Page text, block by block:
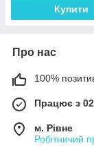
Купити
Про нас
100%
Працює з
м. Рівне
Робітничий